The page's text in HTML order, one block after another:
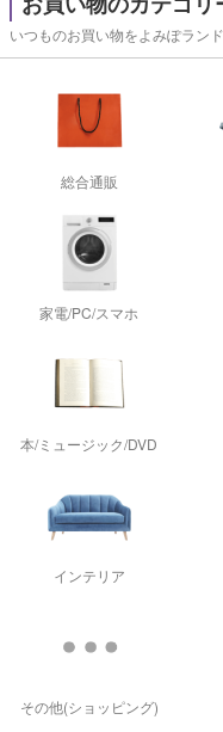
いつものお買い物をよみぽラン
総合通販
家電/PC/スマホ
本/ミュージック/DVD
インテリア
その他(ショッピング)